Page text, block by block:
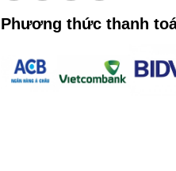
Phương thức thanh